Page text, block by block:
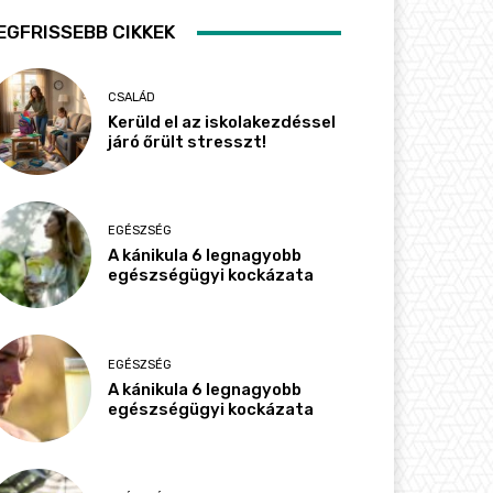
CIKKEK
CSALÁD
Kerüld el az iskolakezdéssel
járó őrült stresszt!
EGÉSZSÉG
A kánikula 6 legnagyobb
egészségügyi kockázata
EGÉSZSÉG
A kánikula 6 legnagyobb
egészségügyi kockázata